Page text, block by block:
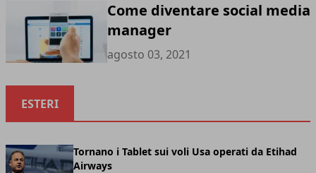
Come diventare social media
manager
agosto 03, 2021
ESTERI
Tornano i Tablet sui voli Usa operati da Etihad
Airways